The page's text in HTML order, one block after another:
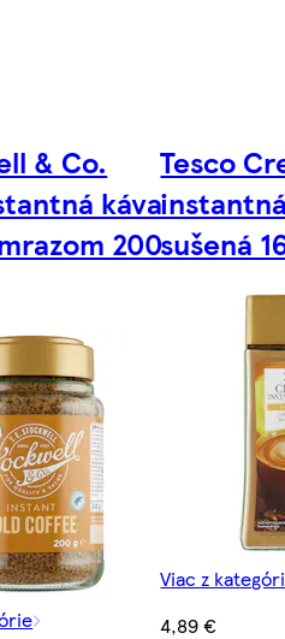
& Co.
káva
200
Tesco
sušená
Viac z
4,89 €